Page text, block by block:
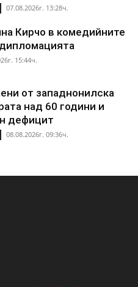
07.08.2026г. 13:28ч.
Кирчо в комедийните
15:44ч.
от западнонилска
над 60 години и
дефицит
08.08.2026г. 09:36ч.